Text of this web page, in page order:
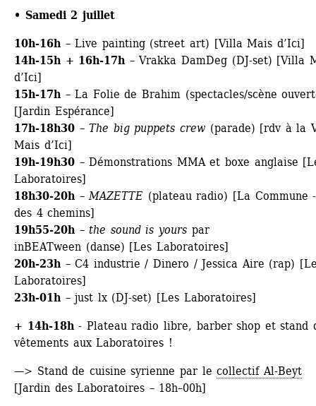
• Samedi 2 juillet
10h-16h– Live painting (street art) [Villa Mais d’Ici]
14h-15h + 16h-17h– Vrakka DamDeg (DJ-set) [Villa
d’Ici]
15h-17h – La Folie de Brahim (spectacles/scène
[Jardin Espérance]
17h-18h30 – The big puppets crew (parade) [rdv à la
Mais d’Ici]
19h-19h30 – Démonstrations MMA et boxe anglaise
Laboratoires]
18h30-20h– MAZETTE (plateau radio) [La Commune
des 4 chemins]
19h55-20h – the sound is yours par
inBEATween (danse) [Les Laboratoires]
20h-23h– C4 industrie / Dinero / Jessica Aire (rap)
Laboratoires]
23h-01h– just lx (DJ-set) [Les Laboratoires]
+ 14h-18h- Plateau radio libre, barber shop et stand
vêtements aux Laboratoires !
—> Stand de cuisine syrienne par le collectif Al-Beyt
[Jardin des Laboratoires – 18h–00h]